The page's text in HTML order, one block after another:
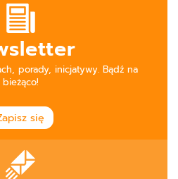
porady, inicjatywy. Bądź na
bieżąco!
się